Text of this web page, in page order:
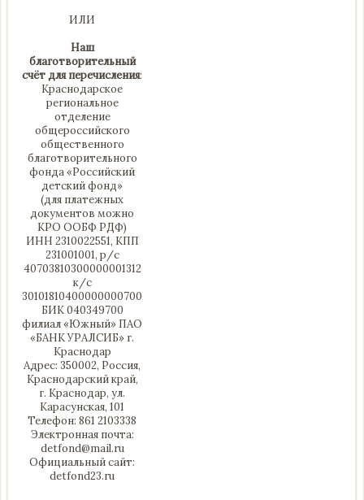
ИЛИ
Наш
благотворительный
счёт для перечисления:
Краснодарское
региональное
отделение
общероссийского
общественного
благотворительного
фонда «Российский
детский фонд»
(для платежных
документов можно
КРО ООБФ РДФ)
ИНН 2310022551, КПП
231001001, р/с
40703810300000001312
к/с
30101810400000000700
БИК 040349700
филиал «Южный» ПАО
«БАНК УРАЛСИБ» г.
Краснодар
Адрес: 350002, Россия,
Краснодарский край,
г. Краснодар, ул.
Карасунская, 101
Телефон: 861 2103338
Электронная почта:
detfond@mail.ru
Официальный сайт:
detfond23.ru